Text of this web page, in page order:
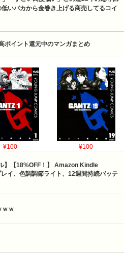
いバカから金巻き上げる商売してるコイ
ポイント還元中のマンガまとめ
¥100 ¥100
】【18%OFF！】 Amazon Kindle
イ、色調調節ライト、12週間持続バッテ
ｗｗ